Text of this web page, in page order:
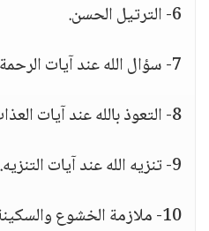
6- الترتيل الحسن.
7- سؤال الله عند آيات الرحمة.
8- التعوذ بالله عند آيات العذاب.
9- تنزيه الله عند آيات التنزيه.
10- ملازمة الخشوع والسكينة عند التلاوة.